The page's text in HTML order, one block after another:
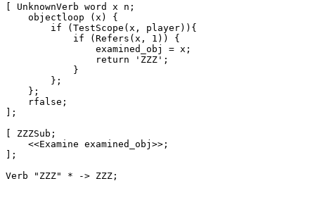
[ UnknownVerb word x n;
    objectloop (x) {
        if (TestScope(x, player)){
            if (Refers(x, 1)) {
                examined_obj = x;
                return 'ZZZ';
            }
        };
    };
    rfalse;
];
[ ZZZSub;
    <<Examine examined_obj>>;
];
Verb "ZZZ" * -> ZZZ;